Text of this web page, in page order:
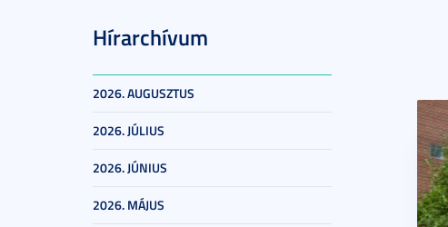
Hírarchívum
2026. AUGUSZTUS
2026. JÚLIUS
2026. JÚNIUS
2026. MÁJUS